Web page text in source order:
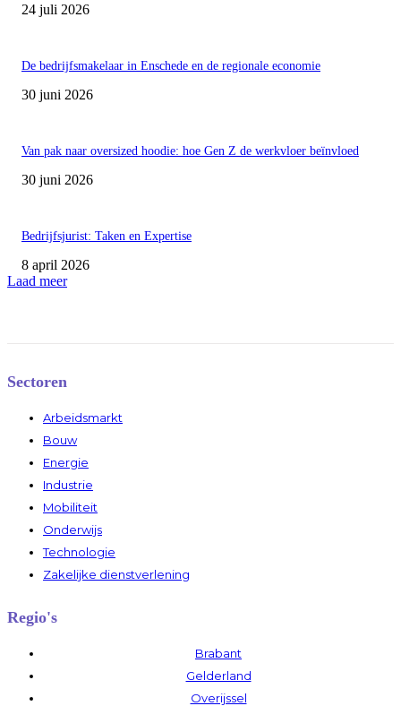
24 juli 2026
De bedrijfsmakelaar in Enschede en de regionale economie
30 juni 2026
Van pak naar oversized hoodie: hoe Gen Z de werkvloer beïnvloed
30 juni 2026
Bedrijfsjurist: Taken en Expertise
8 april 2026
Laad meer
Sectoren
Arbeidsmarkt
Bouw
Energie
Industrie
Mobiliteit
Onderwijs
Technologie
Zakelijke dienstverlening
Regio's
Brabant
Gelderland
Overijssel